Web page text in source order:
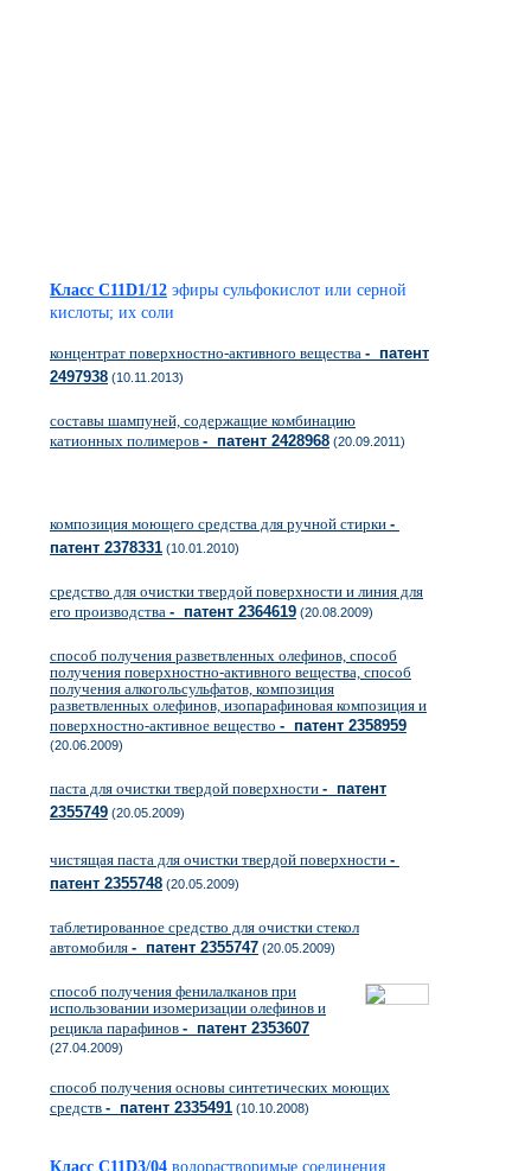
Класс C11D1/12 эфиры сульфокислот или серной
кислоты; их соли
концентрат поверхностно-активного вещества - патент
2497938 (10.11.2013)
составы шампуней, содержащие комбинацию
катионных полимеров - патент 2428968 (20.09.2011)
композиция моющего средства для ручной стирки -
патент 2378331 (10.01.2010)
средство для очистки твердой поверхности и линия для
его производства - патент 2364619 (20.08.2009)
способ получения разветвленных олефинов, способ
получения поверхностно-активного вещества, способ
получения алкогольсульфатов, композиция
разветвленных олефинов, изопарафиновая композиция и
поверхностно-активное вещество - патент 2358959
(20.06.2009)
паста для очистки твердой поверхности - патент
2355749 (20.05.2009)
чистящая паста для очистки твердой поверхности -
патент 2355748 (20.05.2009)
таблетированное средство для очистки стекол
автомобиля - патент 2355747 (20.05.2009)
способ получения фенилалканов при
использовании изомеризации олефинов и
рецикла парафинов - патент 2353607
(27.04.2009)
способ получения основы синтетических моющих
средств - патент 2335491 (10.10.2008)
Класс C11D3/04 водорастворимые соединения